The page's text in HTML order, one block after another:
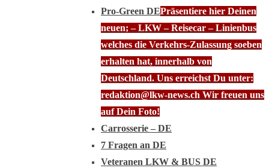
Pro-Green DEPräsentiere hier Deinen
neuen; – LKW – Reisecar – Linienbus
welches die Verkehrs-Zulassung soeben
erhalten hat, innerhalb von
Deutschland. Uns erreichst Du unter:
redaktion@lkw-news.ch Wir freuen uns
auf Dein Foto!
Carrosserie – DE
7 Fragen an DE
Veteranen LKW & BUS DE